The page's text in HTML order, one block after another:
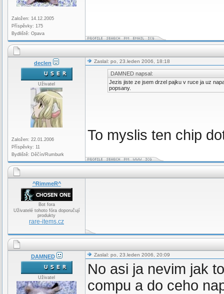
Založen: 14.12.2005
Příspěvky: 175
Bydliště: Opava
declen
Uživatel
Založen: 22.01.2006
Příspěvky: 11
Bydliště: Děčín/Rumburk
Zaslal: po, 23.leden 2006, 18:18
DAMNED napsal:
Jezis jiste ze jsem drzel pajku v ruce ja uz
popsany.
To myslis ten chip
^RimmeR^
Bot fora
Uživatelé tohoto fóra doporučují
produkty
rare-items.cz
DAMNED
Uživatel
Zaslal: po, 23.leden 2006, 20:09
No asi ja nevim jak
compu a do ceho